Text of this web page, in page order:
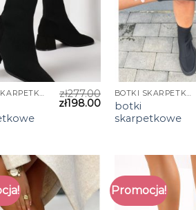
BOTKI SKARPETKOWE zł277.00
zł198.00
BOTKI SKARPETKOWE
botki
skarpetkowe
Promocja!